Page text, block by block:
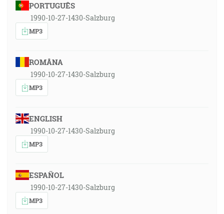
PORTUGUÊS
1990-10-27-1430-Salzburg
MP3
ROMÂNA
1990-10-27-1430-Salzburg
MP3
ENGLISH
1990-10-27-1430-Salzburg
MP3
ESPAÑOL
1990-10-27-1430-Salzburg
MP3